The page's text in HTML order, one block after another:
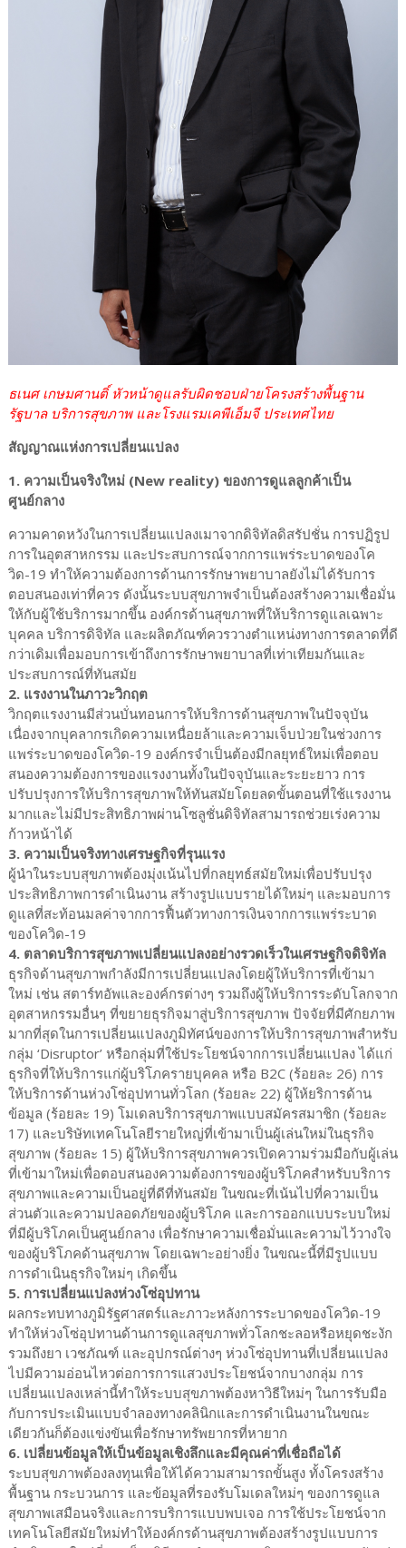
ธเนศ เกษมศานติ์ หัวหน้าดูแลรับผิดชอบฝ่ายโครงสร้างพื้นฐาน
รัฐบาล บริการสุขภาพ และโรงแรมเคพีเอ็มจี ประเทศไทย
สัญญาณแห่งการเปลี่ยนแปลง
1. ความเป็นจริงใหม่ (New reality) ของการดูแลลูกค้าเป็น
ศูนย์กลาง
ความคาดหวังในการเปลี่ยนแปลงเมาจากดิจิทัลดิสรัปชั่น การปฏิรูป
การในอุตสาหกรรม และประสบการณ์จากการแพร่ระบาดของโค
วิด-19 ทำให้ความต้องการด้านการรักษาพยาบาลยังไม่ได้รับการ
ตอบสนองเท่าที่ควร ดังนั้นระบบสุขภาพจำเป็นต้องสร้างความเชื่อมั่น
ให้กับผู้ใช้บริการมากขึ้น องค์กรด้านสุขภาพที่ให้บริการดูแลเฉพาะ
บุคคล บริการดิจิทัล และผลิตภัณฑ์ควรวางตำแหน่งทางการตลาดที่ดี
กว่าเดิมเพื่อมอบการเข้าถึงการรักษาพยาบาลที่เท่าเทียมกันและ
ประสบการณ์ที่ทันสมัย
2. แรงงานในภาวะวิกฤต
วิกฤตแรงงานมีส่วนบั่นทอนการให้บริการด้านสุขภาพในปัจจุบัน
เนื่องจากบุคลากรเกิดความเหนื่อยล้าและความเจ็บป่วยในช่วงการ
แพร่ระบาดของโควิด-19 องค์กรจำเป็นต้องมีกลยุทธ์ใหม่เพื่อตอบ
สนองความต้องการของแรงงานทั้งในปัจจุบันและระยะยาว การ
ปรับปรุงการให้บริการสุขภาพให้ทันสมัยโดยลดขั้นตอนที่ใช้แรงงาน
มากและไม่มีประสิทธิภาพผ่านโซลูชั่นดิจิทัลสามารถช่วยเร่งความ
ก้าวหน้าได้
3. ความเป็นจริงทางเศรษฐกิจที่รุนแรง
ผู้นำในระบบสุขภาพต้องมุ่งเน้นไปที่กลยุทธ์สมัยใหม่เพื่อปรับปรุง
ประสิทธิภาพการดำเนินงาน สร้างรูปแบบรายได้ใหม่ๆ และมอบการ
ดูแลที่สะท้อนมลค่าจากการฟื้นตัวทางการเงินจากการแพร่ระบาด
ของโควิด-19
4. ตลาดบริการสุขภาพเปลี่ยนแปลงอย่างรวดเร็วในเศรษฐกิจดิจิทัล
ธุรกิจด้านสุขภาพกำลังมีการเปลี่ยนแปลงโดยผู้ให้บริการที่เข้ามา
ใหม่ เช่น สตาร์ทอัพและองค์กรต่างๆ รวมถึงผู้ให้บริการระดับโลกจาก
อุตสาหกรรมอื่นๆ ที่ขยายธุรกิจมาสู่บริการสุขภาพ ปัจจัยที่มีศักยภาพ
มากที่สุดในการเปลี่ยนแปลงภูมิทัศน์ของการให้บริการสุขภาพสำหรับ
กลุ่ม ‘Disruptor’ หรือกลุ่มที่ใช้ประโยชน์จากการเปลี่ยนแปลง ได้แก่
ธุรกิจที่ให้บริการแก่ผู้บริโภครายบุคคล หรือ B2C (ร้อยละ 26) การ
ให้บริการด้านห่วงโซ่อุปทานทั่วโลก (ร้อยละ 22) ผู้ให้ยริการด้าน
ข้อมูล (ร้อยละ 19) โมเดลบริการสุขภาพแบบสมัครสมาชิก (ร้อยละ
17) และบริษัทเทคโนโลยีรายใหญ่ที่เข้ามาเป็นผู้เล่นใหม่ในธุรกิจ
สุขภาพ (ร้อยละ 15) ผู้ให้บริการสุขภาพควรเปิดความร่วมมือกับผู้เล่น
ที่เข้ามาใหม่เพื่อตอบสนองความต้องการของผู้บริโภคสำหรับบริการ
สุขภาพและความเป็นอยู่ที่ดีที่ทันสมัย ในขณะที่เน้นไปที่ความเป็น
ส่วนตัวและความปลอดภัยของผู้บริโภค และการออกแบบระบบใหม่
ที่มีผู้บริโภคเป็นศูนย์กลาง เพื่อรักษาความเชื่อมั่นและความไว้วางใจ
ของผู้บริโภคด้านสุขภาพ โดยเฉพาะอย่างยิ่ง ในขณะนี้ที่มีรูปแบบ
การดำเนินธุรกิจใหม่ๆ เกิดขึ้น
5. การเปลี่ยนแปลงห่วงโซ่อุปทาน
ผลกระทบทางภูมิรัฐศาสตร์และภาวะหลังการระบาดของโควิด-19
ทำให้ห่วงโซ่อุปทานด้านการดูแลสุขภาพทั่วโลกชะลอหรือหยุดชะงัก
รวมถึงยา เวชภัณฑ์ และอุปกรณ์ต่างๆ ห่วงโซ่อุปทานที่เปลี่ยนแปลง
ไปมีความอ่อนไหวต่อการการแสวงประโยชน์จากบางกลุ่ม การ
เปลี่ยนแปลงเหล่านี้ทำให้ระบบสุขภาพต้องหาวิธีใหม่ๆ ในการรับมือ
กับการประเมินแบบจำลองทางคลินิกและการดำเนินงานในขณะ
เดียวกันก็ต้องแข่งขันเพื่อรักษาทรัพยากรที่หายาก
6. เปลี่ยนข้อมูลให้เป็นข้อมูลเชิงลึกและมีคุณค่าที่เชื่อถือได้
ระบบสุขภาพต้องลงทุนเพื่อให้ได้ความสามารถขั้นสูง ทั้งโครงสร้าง
พื้นฐาน กระบวนการ และข้อมูลที่รองรับโมเดลใหม่ๆ ของการดูแล
สุขภาพเสมือนจริงและการบริการแบบพบเจอ การใช้ประโยชน์จาก
เทคโนโลยีสมัยใหม่ทำให้องค์กรด้านสุขภาพต้องสร้างรูปแบบการ